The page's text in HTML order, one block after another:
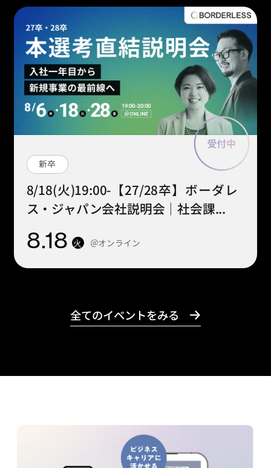
新卒
8/18(火)19:00-【27/28卒】ボーダレ
ス・ジャパン会社説明会｜社会課...
8.18 火 ＠オンライン
全てのイベントをみる